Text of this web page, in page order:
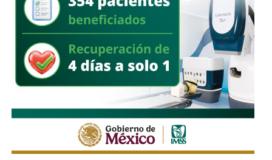
vulnerabilidad,al no contar con las condiciones legales
previstas por la normativa estatal.
“Es la empresa la que no cumple con lo que las leyes
locales establecen y eso deja a los operadores en estado
de indefensión”, señaló.
Respecto a la llegada de nuevas plataformas digitales al
estado, Martínez Acosta consideró que la
competencia representa una oportunidad para
mejorar la calidad del servicio de transporte.